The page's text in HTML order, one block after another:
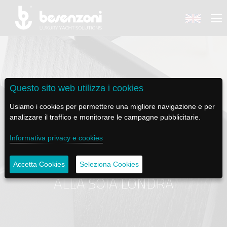
BACK
BESENZONI
AZIENDA
STORIA
CODICE ETICO
BACK
PRODOTTI
POLTRONE PILOTA
BASI TAVOLO
PASSERELLE
BACK
BE ELECTRIC
LAPASSERELLA
LASCALA
IL SALPA ANCORA
BACK
NEWS MEDIA
NEWS
VIDEO
BACK
ASSISTENZA
TUTORIALS
MANUTENZIONE
ESSENZE - CANDELA PROFUMATA
ALLA SOIA LONDRA
Questo sito web utilizza i cookies
Usiamo i cookies per permettere una migliore navigazione e per
analizzare il traffico e monitorare le campagne pubblicitarie.
Informativa privacy e cookies
Accetta Cookies Seleziona Cookies